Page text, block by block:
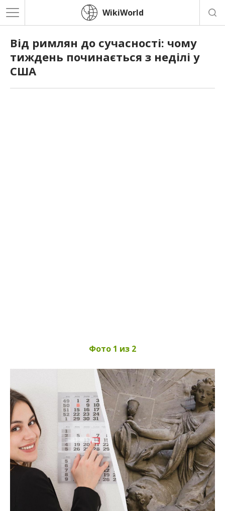
WikiWorld
Від римлян до сучасності: чому
тиждень починається з неділі у
США
Фото 1 из 2